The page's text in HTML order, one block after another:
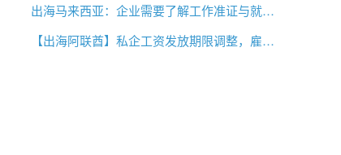
出海马来西亚：企业需要了解工作准证与就业事项
【出海阿联酋】私企工资发放期限调整，雇主薪酬管理需要关注什么？